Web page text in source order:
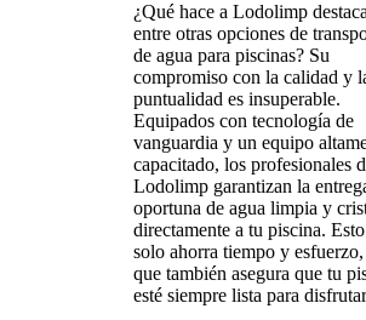
¿Qué hace a Lodolimp
entre otras opciones de
de agua para piscinas? Su
compromiso con la calidad y
puntualidad es insuperable.
Equipados con tecnología de
vanguardia y un equipo
capacitado, los profesionales
Lodolimp garantizan la
oportuna de agua limpia y
directamente a tu piscina.
solo ahorra tiempo y
que también asegura que tu
esté siempre lista para